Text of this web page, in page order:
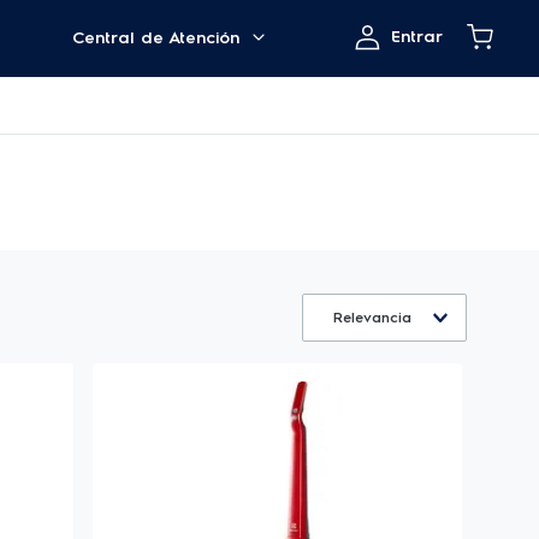
Central de Atención Entrar
Relevancia